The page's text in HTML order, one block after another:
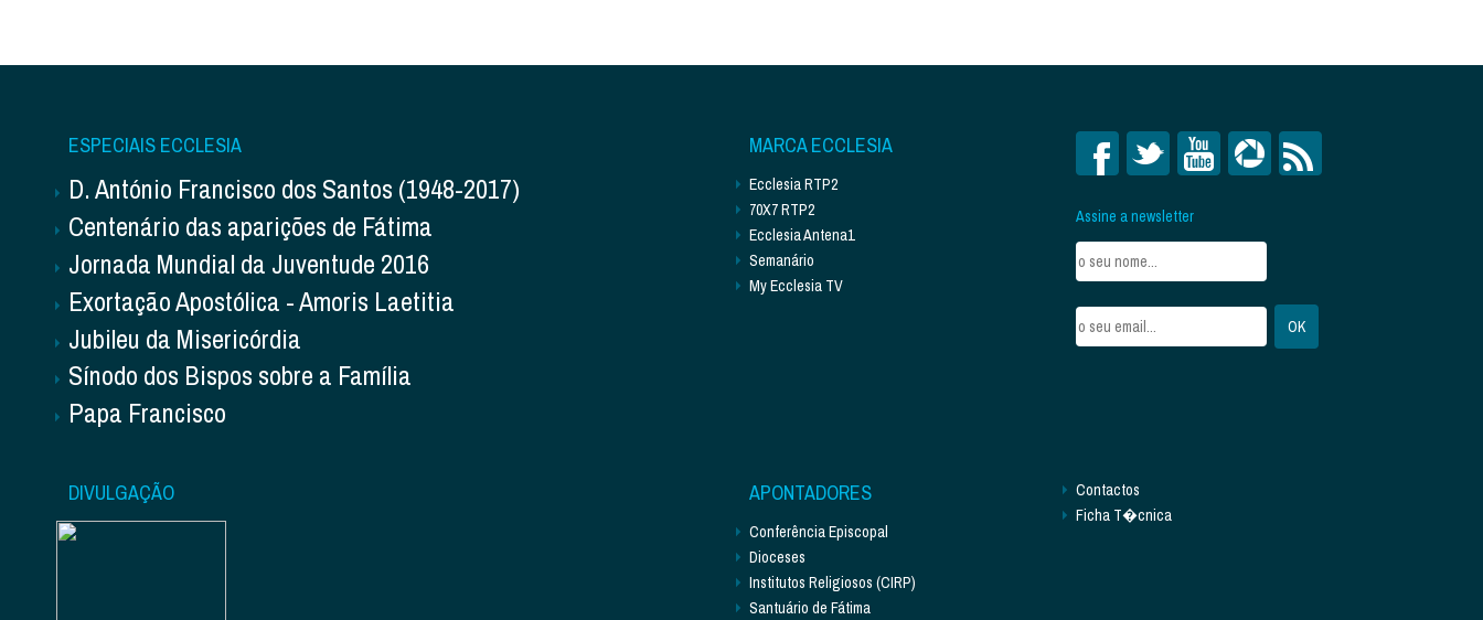
ESPECIAIS ECCLESIA
D. António Francisco dos Santos (1948-2017)
Centenário das aparições de Fátima
Jornada Mundial da Juventude 2016
Exortação Apostólica - Amoris Laetitia
Jubileu da Misericórdia
Sínodo dos Bispos sobre a Família
Papa Francisco
MARCA ECCLESIA
Ecclesia RTP2
70X7 RTP2
Ecclesia Antena1
Semanário
My Ecclesia TV
Assine a newsletter
DIVULGAÇÃO APONTADORES
Conferência Episcopal
Dioceses
Institutos Religiosos (CIRP)
Santuário de Fátima
Contactos
Ficha T�cnica